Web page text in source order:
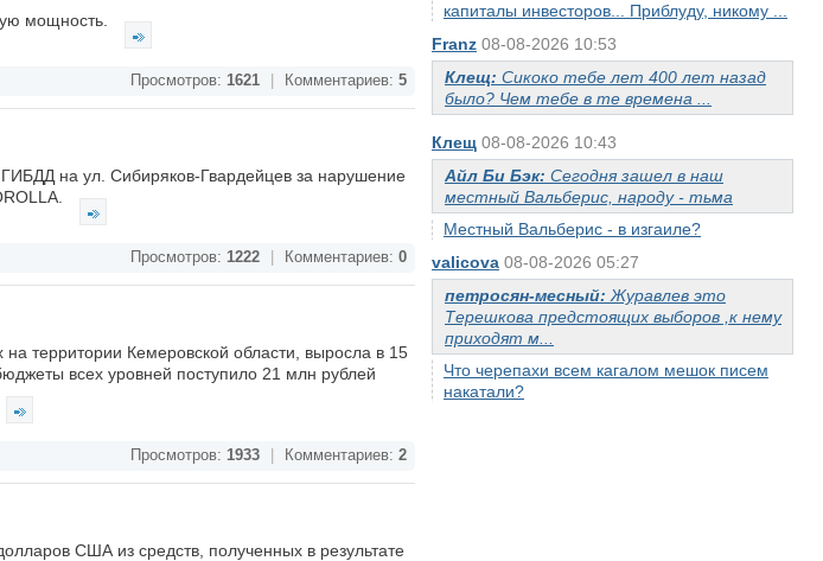
капиталы инвесторов... Приблуду, никому ...
Franz 08-08-2026 10:53
Клещ: Сикоко тебе лет 400 лет назад
было? Чем тебе в те времена ...
Клещ 08-08-2026 10:43
Айл Би Бэк: Сегодня зашел в наш
местный Вальберис, народу - тьма
Местный Вальберис - в изгаиле?
valicova 08-08-2026 05:27
петросян-месный: Журавлев это
Терешкова предстоящих выборов ,к нему
приходят м...
Что черепахи всем кагалом мешок писем
накатали?
мощность.
Просмотров: 1621 Комментариев: 5
на ул. Сибиряков-Гвардейцев за нарушение
Просмотров: 1222 Комментариев: 0
территории Кемеровской области, выросла в 15
всех уровней поступило 21 млн рублей
Просмотров: 1933 Комментариев: 2
США из средств, полученных в результате